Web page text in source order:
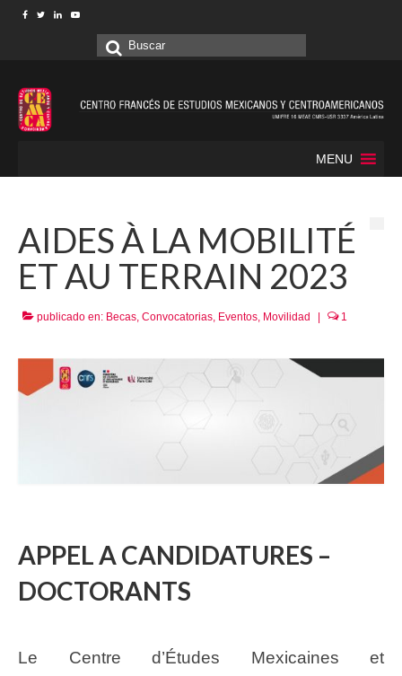
Buscar
MENU
AIDES À LA MOBILITÉ
ET AU TERRAIN 2023
publicado en: Becas, Convocatorias, Eventos, Movilidad 1
APPEL A CANDIDATURES –
DOCTORANTS
Le Centre d’Études Mexicaines et